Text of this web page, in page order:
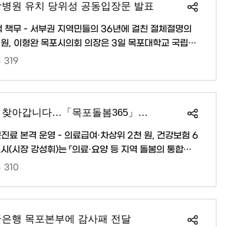
원 유치 당위성 공동입장문 발표
책무 - 서부권 지역민들의 36년에 걸친 절체절명의
하는 공동입장문을 발표하고, 정부와 전남광주통합
319
목포시, 의사와 간호사가 집으로 찾아갑니다…「목포돌봄365」방문진료
진료 본격 운영 - 의료급여·차상위 2천 원, 건강보험 6
목포형 통합돌봄 「목포돌봄365」의 핵심 사업인
310
행 목포본부에 감사패 전달